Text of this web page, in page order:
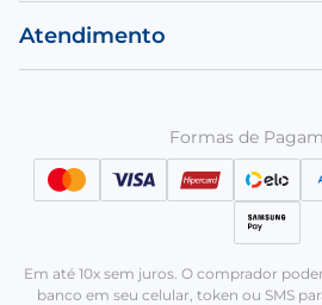
Atendimento
Formas de
Em até 10x sem juros. O comprador
banco em seu celular, token ou SMS